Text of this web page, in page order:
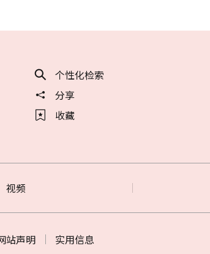
个性化检索
分享
收藏
视频
站声明 实用信息